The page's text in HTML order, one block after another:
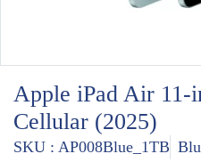
Apple iPad Air
Cellular (2025)
SKU : AP008Blue_1TB